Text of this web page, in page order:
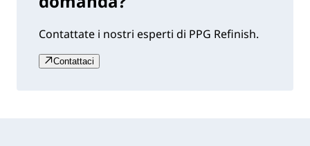
Contattate i nostri esperti di PPG Refinish.
Contattaci